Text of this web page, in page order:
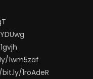
1wm5zaf
1roAdeR